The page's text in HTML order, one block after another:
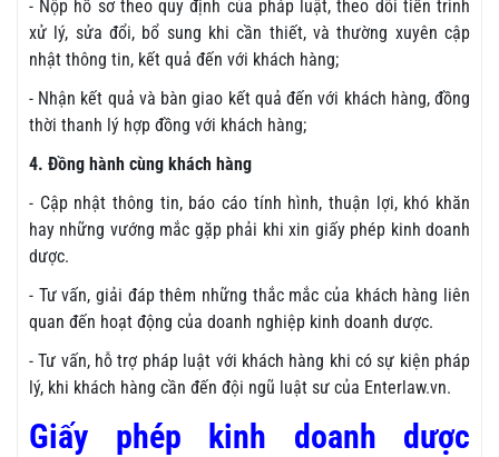
- Nộp hồ sơ theo quy định của pháp luật, theo dõi tiến trình
xử lý, sửa đổi, bổ sung khi cần thiết, và thường xuyên cập
nhật thông tin, kết quả đến với khách hàng;
- Nhận kết quả và bàn giao kết quả đến với khách hàng, đồng
thời thanh lý hợp đồng với khách hàng;
4. Đồng hành cùng khách hàng
- Cập nhật thông tin, báo cáo tính hình, thuận lợi, khó khăn
hay những vướng mắc gặp phải khi xin giấy phép kinh doanh
dược.
- Tư vấn, giải đáp thêm những thắc mắc của khách hàng liên
quan đến hoạt động của doanh nghiệp kinh doanh dược.
- Tư vấn, hỗ trợ pháp luật với khách hàng khi có sự kiện pháp
lý, khi khách hàng cần đến đội ngũ luật sư của Enterlaw.vn.
Giấy phép kinh doanh dược